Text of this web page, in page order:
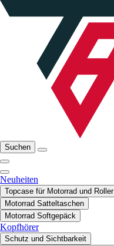
Suchen
Neuheiten
Topcase für Motorrad und Roller
Motorrad Satteltaschen
Motorrad Softgepäck
Kopfhörer
Schutz und Sichtbarkeit